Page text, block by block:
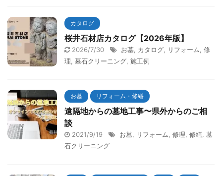
カタログ
桜井石材店カタログ【2026年版】
2026/7/30 お墓 カタログ リフォーム
修
理 墓石クリーニング 施工例
お墓 リフォーム・修繕
遠隔地からの墓地工事〜県外からのご相
談
2021/9/19 お墓 リフォーム 修理 修繕 墓
石クリーニング